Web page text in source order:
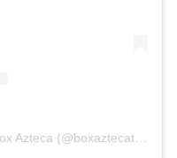
Una publicación compartida por Box Azteca (@boxaztecatva)